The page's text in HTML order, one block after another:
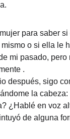
para saber
o si ella le
mi pasado, pero
.
después, sigo
la cabeza:
¿Hablé en voz
de alguna